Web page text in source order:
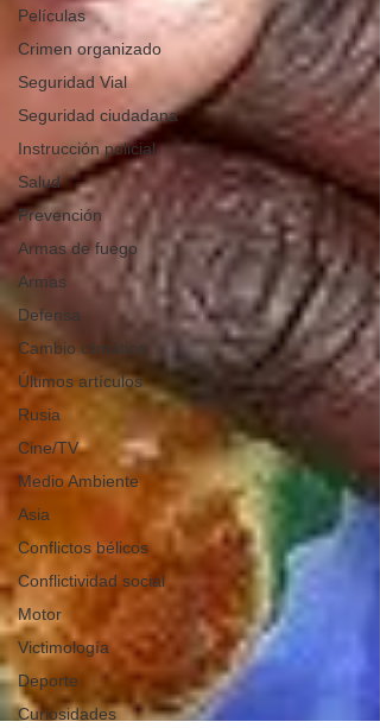
Películas
Crimen organizado
Seguridad Vial
Seguridad ciudadana
Instrucción policial
Salud
Prevención
Armas de fuego
Armas
Defensa
Cambio climático
Últimos artículos
Rusia
Cine/TV
Medio Ambiente
Asia
Conflictos bélicos
Conflictividad social
Motor
Victimología
Deporte
Curiosidades